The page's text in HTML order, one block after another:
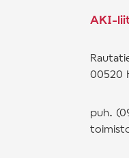
AKI-
00520
puh.